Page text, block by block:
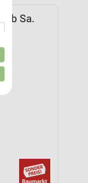
ab Sa.